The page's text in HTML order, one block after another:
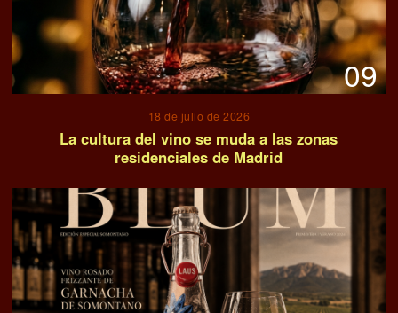
09
18 de julio de 2026
La cultura del vino se muda a las zonas
residenciales de Madrid